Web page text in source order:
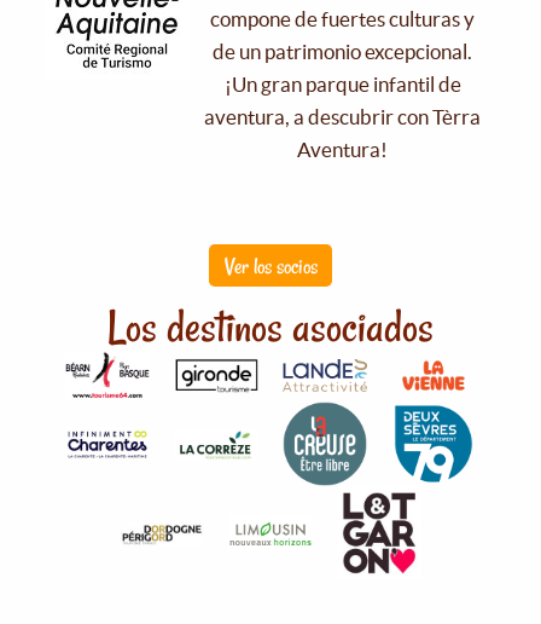
compone de fuertes culturas y
de un patrimonio excepcional.
¡Un gran parque infantil de
aventura, a descubrir con Tèrra
Aventura!
Ver los socios
Los destinos asociados